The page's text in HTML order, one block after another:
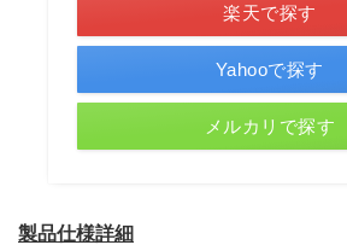
楽天で探す
Yahooで探す
メルカリで探す
製品仕様詳細